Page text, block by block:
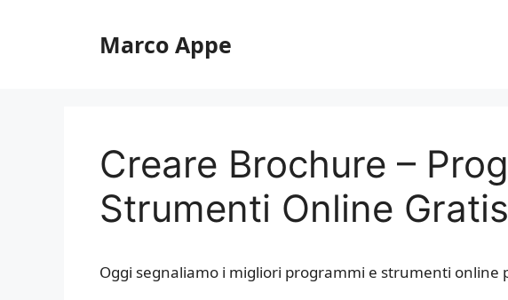
Marco Appe
Creare Brochure –
Strumenti Online Gratis
Oggi segnaliamo i migliori programmi e strumenti online